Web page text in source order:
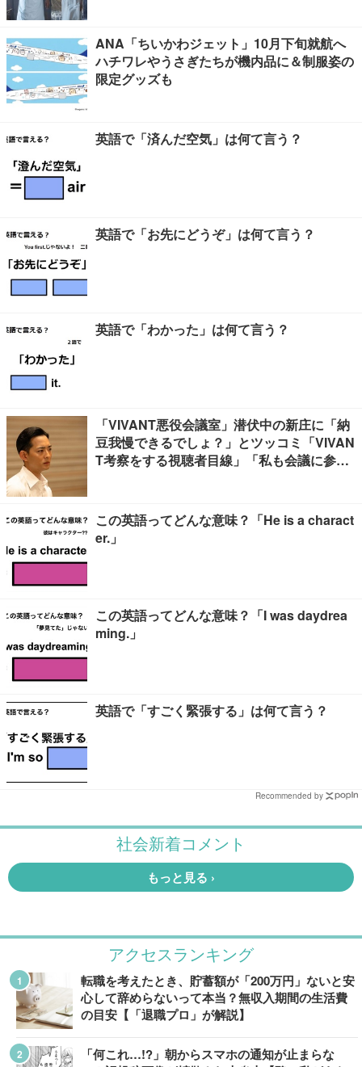
ANA「ちいかわジェット」10月下旬就航へ
ハチワレやうさぎたちが機内品に＆制服姿の
限定グッズも
英語で「済んだ空気」は何て言う？
英語で「お先にどうぞ」は何て言う？
英語で「わかった」は何て言う？
「VIVANT悪役会議室」潜伏中の新庄に「納
豆我慢できるでしょ？」とツッコミ「VIVAN
T考察をする視聴者目線」「私も会議に参加
この英語ってどんな意味？「He is a charact
er.」
この英語ってどんな意味？「I was daydrea
ming.」
英語で「すごく緊張する」は何て言う？
Recommended by
アクセスランキング
転職を考えたとき、貯蓄額が「200万円」ないと安
心して辞めらないって本当？無収入期間の生活費
の目安【「退職プロ」が解説】
「何これ…!?」朝からスマホの通知が止まらな